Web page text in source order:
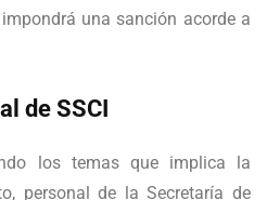
una sanción acorde a
de SSCI
los temas que implica la
personal de la Secretaría de